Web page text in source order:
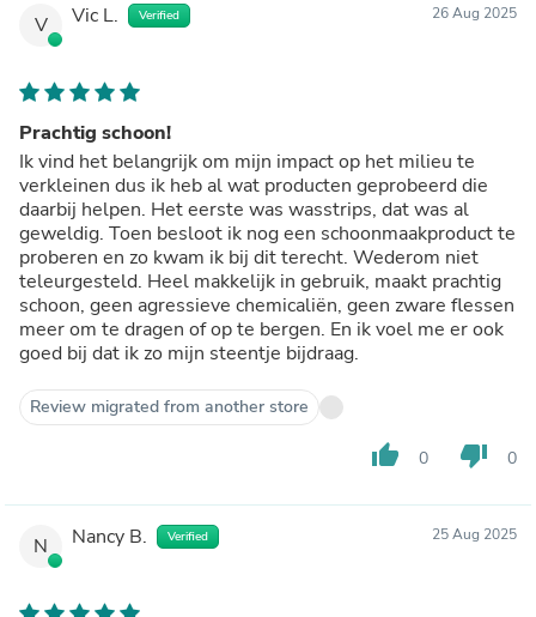
V Vic L. Verified 26 Aug 2025
Prachtig schoon!
Ik vind het belangrijk om mijn impact op het milieu te
verkleinen dus ik heb al wat producten geprobeerd die
daarbij helpen. Het eerste was wasstrips, dat was al
geweldig. Toen besloot ik nog een schoonmaakproduct te
proberen en zo kwam ik bij dit terecht. Wederom niet
teleurgesteld. Heel makkelijk in gebruik, maakt prachtig
schoon, geen agressieve chemicaliën, geen zware flessen
meer om te dragen of op te bergen. En ik voel me er ook
goed bij dat ik zo mijn steentje bijdraag.
Review migrated from another store
thumb_up 0 thumb_down 0
N Nancy B. Verified 25 Aug 2025